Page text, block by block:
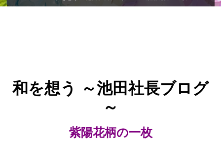
ー
和を想う
～池田社長ブログ
～
紫陽花柄の一枚